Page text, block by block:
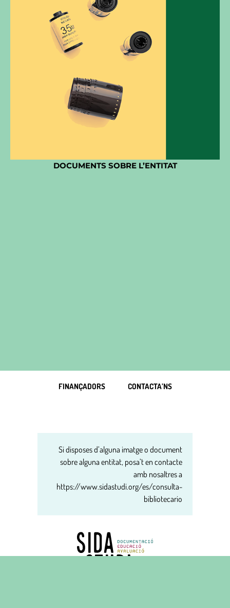
DOCUMENTS SOBRE L’ENTITAT
FINANÇADORS CONTACTA’NS
Si disposes d’alguna imatge o document
sobre alguna entitat, posa’t en contacte
amb nosaltres a
https://www.sidastudi.org/es/consulta-
bibliotecario